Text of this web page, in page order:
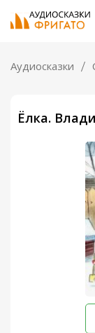
Аудиосказки
Ёлка.